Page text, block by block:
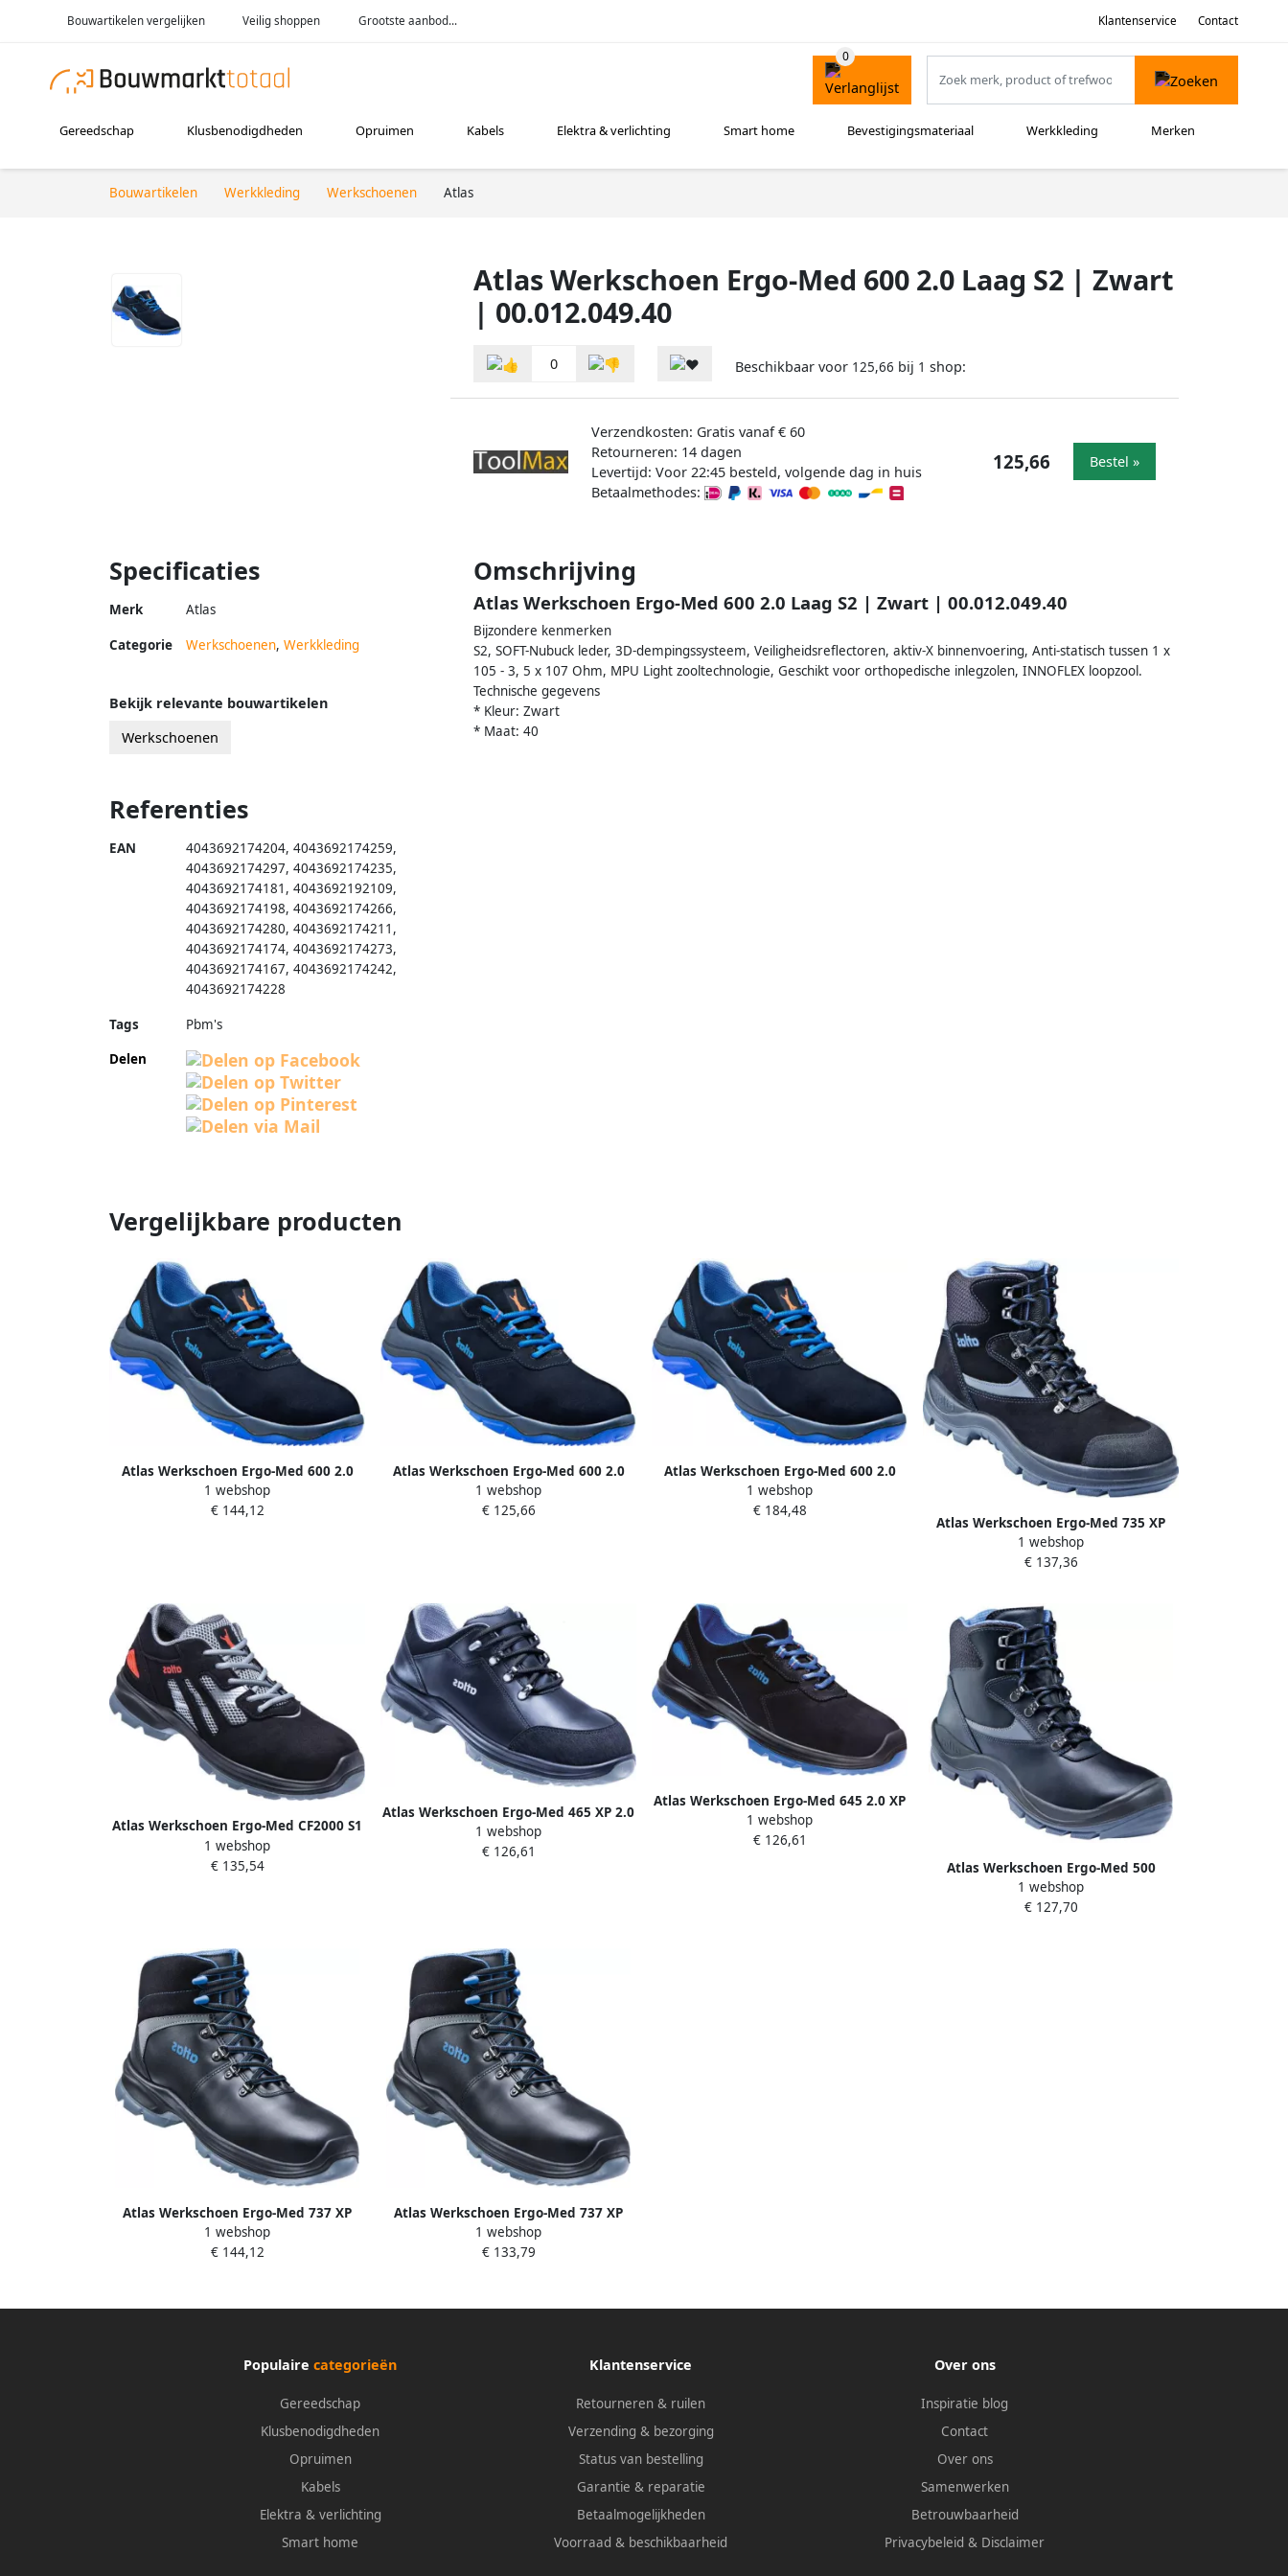
Bouwartikelen vergelijken Veilig shoppen Grootste aanbod... Klantenservice Contact
Gereedschap Klusbenodigdheden Opruimen Kabels Elektra & verlichting Smart home Bevestigingsmateriaal Werkkleding Merken
Bouwartikelen Werkkleding Werkschoenen Atlas
Atlas Werkschoen Ergo-Med 600 2.0 Laag S2 | Zwart
| 00.012.049.40
0 Beschikbaar voor 125,66 bij 1 shop:
Verzendkosten: Gratis vanaf € 60
Retourneren: 14 dagen
Levertijd: Voor 22:45 besteld, volgende dag in huis
Betaalmethodes:
125,66 Bestel »
Specificaties
Merk Atlas
Categorie Werkschoenen, Werkkleding
Omschrijving
Atlas Werkschoen Ergo-Med 600 2.0 Laag S2 | Zwart | 00.012.049.40
Bijzondere kenmerken
S2, SOFT-Nubuck leder, 3D-dempingssysteem, Veiligheidsreflectoren, aktiv-X binnenvoering, Anti-statisch tussen 1 x
105 - 3, 5 x 107 Ohm, MPU Light zooltechnologie, Geschikt voor orthopedische inlegzolen, INNOFLEX loopzool.
Technische gegevens
* Kleur: Zwart
* Maat: 40
Bekijk relevante bouwartikelen
Werkschoenen
Referenties
EAN 4043692174204, 4043692174259,
4043692174297, 4043692174235,
4043692174181 , 4043692192109,
4043692174198, 4043692174266,
4043692174280, 4043692174211 ,
4043692174174, 4043692174273,
4043692174167, 4043692174242,
4043692174228
Tags
Pbm's
Delen
Vergelijkbare producten
Atlas Werkschoen Ergo-Med 600 2.0
Laag S2 W13 | Zwart | 00.012.180.44
1 webshop
€ 144,12
Atlas Werkschoen Ergo-Med 600 2.0
Laag S2 W12 | Zwart | 00.012.300.40
1 webshop
€ 125,66
Atlas Werkschoen Ergo-Med 600 2.0
Laag S2 W14 | Zwart | 00.012.181.45
1 webshop
€ 184,48
Atlas Werkschoen Ergo-Med 735 XP
Hoog S3 | Zwart (W12) | 11.012.064.40
1 webshop
€ 137,36
Atlas Werkschoen Ergo-Med CF2000 S1
| Zwart | 00.012.144.46
1 webshop
€ 135,54
Atlas Werkschoen Ergo-Med 465 XP 2.0
Laag S3 | Zwart W12 | 00.012.125.49
1 webshop
€ 126,61
Atlas Werkschoen Ergo-Med 645 2.0 XP
Laag S3 | Zwart (W13) | 11.012.061.41
1 webshop
€ 126,61
Atlas Werkschoen Ergo-Med 500
Blueline Hoog S3 + KN | Zwart W13 |
00.012.131.41
1 webshop
€ 127,70
Atlas Werkschoen Ergo-Med 737 XP
Hoog S3 W13 | Zwart | 00.012.182.49
1 webshop
€ 144,12
Atlas Werkschoen Ergo-Med 737 XP
Hoog S3 W10 | Zwart | 00.012.050.42
1 webshop
€ 133,79
Populaire categorieën
Gereedschap
Klusbenodigdheden
Opruimen
Kabels
Elektra & verlichting
Smart home
Klantenservice
Retourneren & ruilen
Verzending & bezorging
Status van bestelling
Garantie & reparatie
Betaalmogelijkheden
Voorraad & beschikbaarheid
Over ons
Inspiratie blog
Contact
Over ons
Samenwerken
Betrouwbaarheid
Privacybeleid & Disclaimer